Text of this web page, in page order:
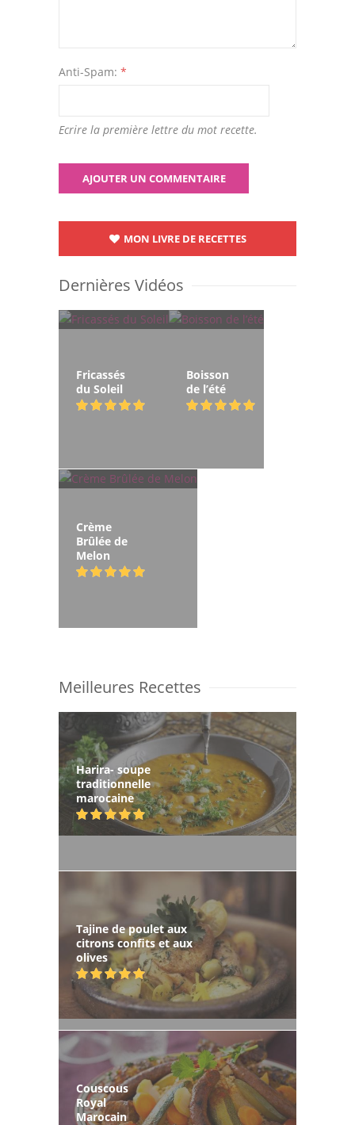
Anti-Spam: *
Ecrire la première lettre du mot recette.
MON LIVRE DE RECETTES
Dernières Vidéos
Fricassés
du Soleil
Boisson
de l’été
Crème
Brûlée de
Melon
Meilleures Recettes
Harira- soupe
traditionnelle
marocaine
Tajine de poulet aux
citrons confits et aux
olives
Couscous
Royal
Marocain